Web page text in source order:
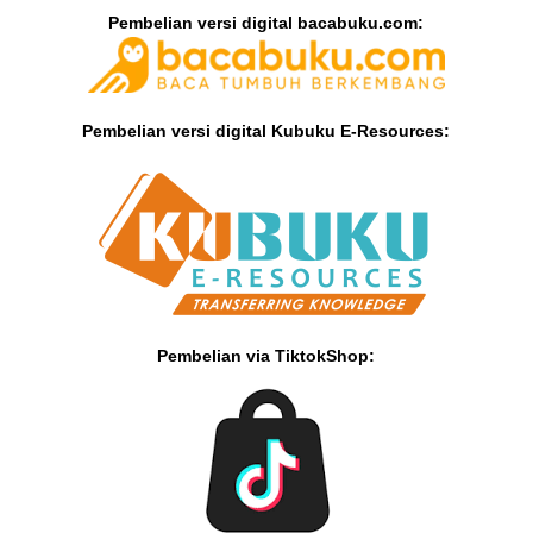
Pembelian versi digital bacabuku.com:
Pembelian versi digital Kubuku E-Resources:
Pembelian via TiktokShop: